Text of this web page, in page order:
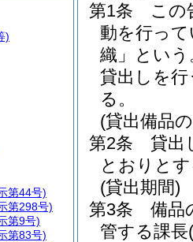
第1条
この
動を行っ
織」という
貸出しを
る。
(貸出備品
第2条
貸出
とおりと
(貸出期間)
第3条
備品
管する課長
)
第44号)
第298号)
第9号)
第83号)